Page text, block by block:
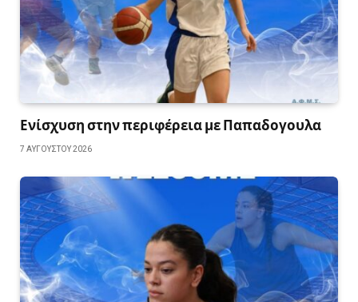
Ενίσχυση στην περιφέρεια με Παπαδογουλα
7 ΑΥΓΟΎΣΤΟΥ 2026